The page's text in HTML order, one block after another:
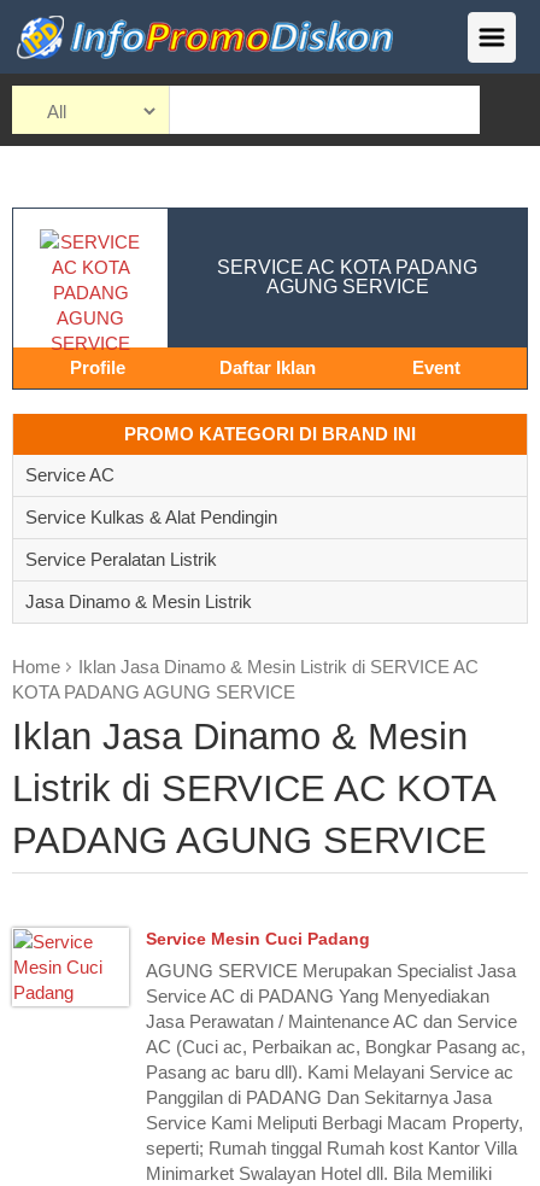
SERVICE AC KOTA PADANG
AGUNG SERVICE
Profile Daftar Iklan Event
PROMO KATEGORI DI BRAND INI
Service AC
Service Kulkas & Alat Pendingin
Service Peralatan Listrik
Jasa Dinamo & Mesin Listrik
Home
Iklan Jasa Dinamo & Mesin Listrik di SERVICE AC
KOTA PADANG AGUNG SERVICE
Iklan Jasa Dinamo & Mesin
Listrik di SERVICE AC KOTA
PADANG AGUNG SERVICE
Service Mesin Cuci Padang
AGUNG SERVICE Merupakan Specialist Jasa
Service AC di PADANG Yang Menyediakan
Jasa Perawatan / Maintenance AC dan Service
AC (Cuci ac, Perbaikan ac, Bongkar Pasang ac,
Pasang ac baru dll). Kami Melayani Service ac
Panggilan di PADANG Dan Sekitarnya Jasa
Service Kami Meliputi Berbagi Macam Property,
seperti; Rumah tinggal Rumah kost Kantor Villa
Minimarket Swalayan Hotel dll. Bila Memiliki